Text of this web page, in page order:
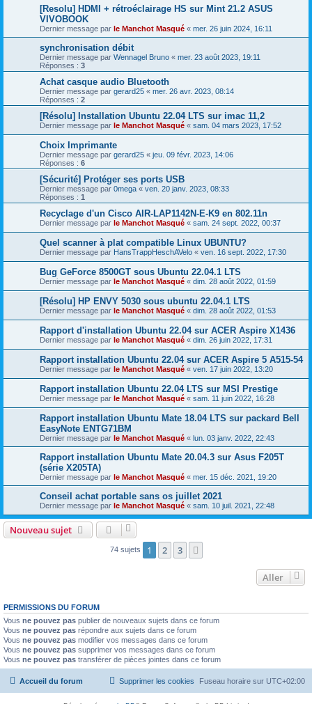
[Resolu] HDMI + rétroéclairage HS sur Mint 21.2 ASUS
VIVOBOOK
Dernier message par le Manchot Masqué « mer. 26 juin 2024, 16:11
synchronisation débit
Dernier message par Wennagel Bruno « mer. 23 août 2023, 19:11
Réponses : 3
Achat casque audio Bluetooth
Dernier message par gerard25 « mer. 26 avr. 2023, 08:14
Réponses : 2
[Résolu] Installation Ubuntu 22.04 LTS sur imac 11,2
Dernier message par le Manchot Masqué « sam. 04 mars 2023, 17:52
Choix Imprimante
Dernier message par gerard25 « jeu. 09 févr. 2023, 14:06
Réponses : 6
[Sécurité] Protéger ses ports USB
Dernier message par 0mega « ven. 20 janv. 2023, 08:33
Réponses : 1
Recyclage d'un Cisco AIR-LAP1142N-E-K9 en 802.11n
Dernier message par le Manchot Masqué « sam. 24 sept. 2022, 00:37
Quel scanner à plat compatible Linux UBUNTU?
Dernier message par HansTrappHeschAVelo « ven. 16 sept. 2022, 17:30
Bug GeForce 8500GT sous Ubuntu 22.04.1 LTS
Dernier message par le Manchot Masqué « dim. 28 août 2022, 01:59
[Résolu] HP ENVY 5030 sous ubuntu 22.04.1 LTS
Dernier message par le Manchot Masqué « dim. 28 août 2022, 01:53
Rapport d'installation Ubuntu 22.04 sur ACER Aspire X1436
Dernier message par le Manchot Masqué « dim. 26 juin 2022, 17:31
Rapport installation Ubuntu 22.04 sur ACER Aspire 5 A515-54
Dernier message par le Manchot Masqué « ven. 17 juin 2022, 13:20
Rapport installation Ubuntu 22.04 LTS sur MSI Prestige
Dernier message par le Manchot Masqué « sam. 11 juin 2022, 16:28
Rapport installation Ubuntu Mate 18.04 LTS sur packard Bell
EasyNote ENTG71BM
Dernier message par le Manchot Masqué « lun. 03 janv. 2022, 22:43
Rapport installation Ubuntu Mate 20.04.3 sur Asus F205T
(série X205TA)
Dernier message par le Manchot Masqué « mer. 15 déc. 2021, 19:20
Conseil achat portable sans os juillet 2021
Dernier message par le Manchot Masqué « sam. 10 juil. 2021, 22:48
Nouveau sujet
74 sujets 1 2 3
Aller
PERMISSIONS DU FORUM
Vous ne pouvez pas publier de nouveaux sujets dans ce forum
Vous ne pouvez pas répondre aux sujets dans ce forum
Vous ne pouvez pas modifier vos messages dans ce forum
Vous ne pouvez pas supprimer vos messages dans ce forum
Vous ne pouvez pas transférer de pièces jointes dans ce forum
Accueil du forum Fuseau horaire sur UTC+02:00
Supprimer les cookies